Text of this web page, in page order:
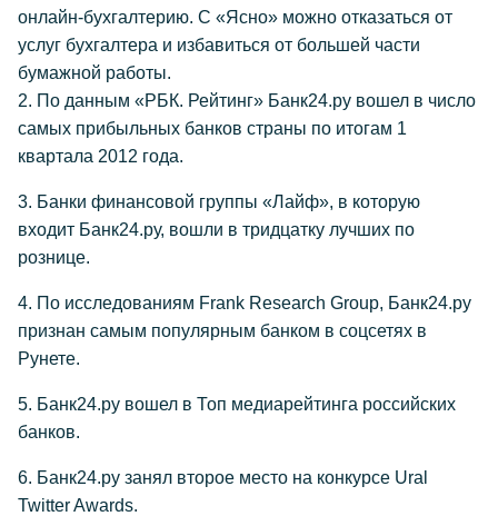
онлайн-бухгалтерию. С «Ясно» можно отказаться от
услуг бухгалтера и избавиться от большей части
бумажной работы.
2. По данным «РБК. Рейтинг» Банк24.ру вошел в число
самых прибыльных банков страны по итогам 1
квартала 2012 года.
3. Банки финансовой группы «Лайф», в которую
входит Банк24.ру, вошли в тридцатку лучших по
рознице.
4. По исследованиям Frank Research Group, Банк24.ру
признан самым популярным банком в соцсетях в
Рунете.
5. Банк24.ру вошел в Топ медиарейтинга российских
банков.
6. Банк24.ру занял второе место на конкурсе Ural
Twitter Awards.